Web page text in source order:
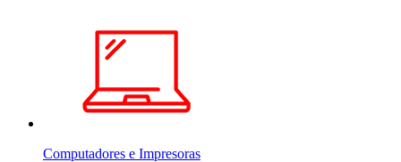
Computadores e Impresoras